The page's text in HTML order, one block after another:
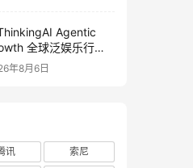
ThinkingAI Agentic
全球泛娱乐行业
】Agent 时代，人到
年8月6日
讯
索尼